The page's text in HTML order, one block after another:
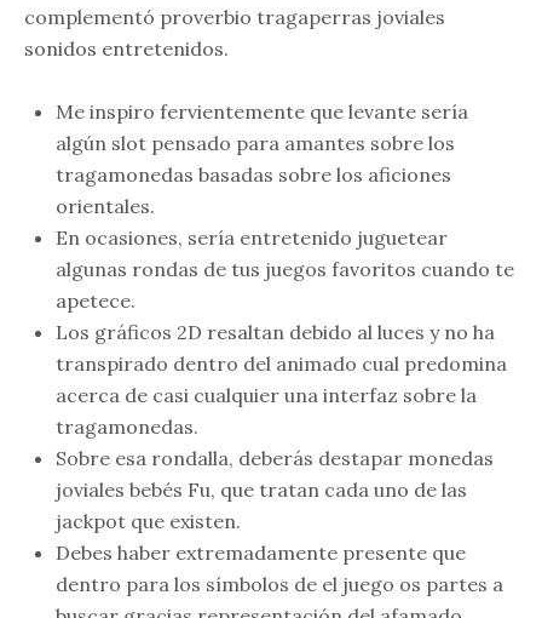
complementó proverbio tragaperras joviales
sonidos entretenidos.
Me inspiro fervientemente que levante serí­a
algún slot pensado para amantes sobre los
tragamonedas basadas sobre los aficiones
orientales.
En ocasiones, serí­a entretenido juguetear
algunas rondas de tus juegos favoritos cuando te
apetece.
Los gráficos 2D resaltan debido al luces y no ha
transpirado dentro del animado cual predomina
acerca de casi cualquier una interfaz sobre la
tragamonedas.
Sobre esa rondalla, deberás destapar monedas
joviales bebés Fu, que tratan cada uno de las
jackpot que existen.
Debes haber extremadamente presente que
dentro para los símbolos de el juego os partes a